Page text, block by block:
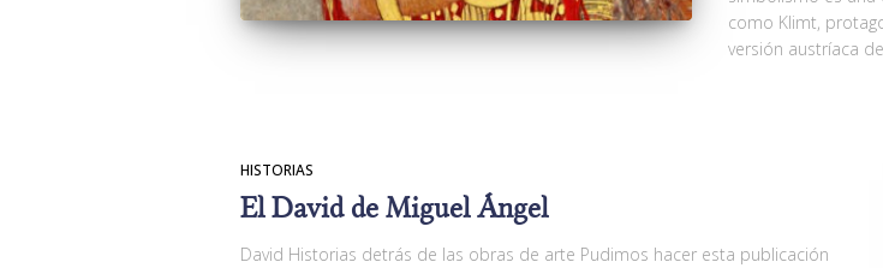
como Klimt,
versión austríaca
HISTORIAS
El David de Miguel Ángel
David Historias detrás de las obras de arte Pudimos hacer esta publicación